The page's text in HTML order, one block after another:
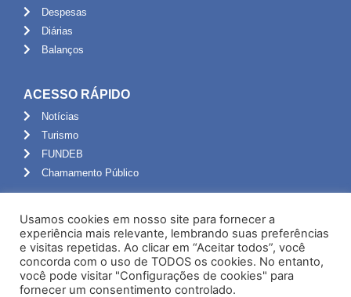
Despesas
Diárias
Balanços
ACESSO RÁPIDO
Notícias
Turismo
FUNDEB
Chamamento Público
Portal do Servidor
Webmail
Administração
Usamos cookies em nosso site para fornecer a
experiência mais relevante, lembrando suas preferências
e visitas repetidas. Ao clicar em “Aceitar todos”, você
concorda com o uso de TODOS os cookies. No entanto,
você pode visitar "Configurações de cookies" para
fornecer um consentimento controlado.